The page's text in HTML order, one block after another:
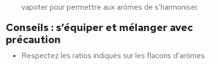
vapoter pour permettre aux arômes de s’harmoniser.
Conseils : s’équiper et mélanger avec
précaution
Respectez les ratios indiqués sur les flacons d’arômes